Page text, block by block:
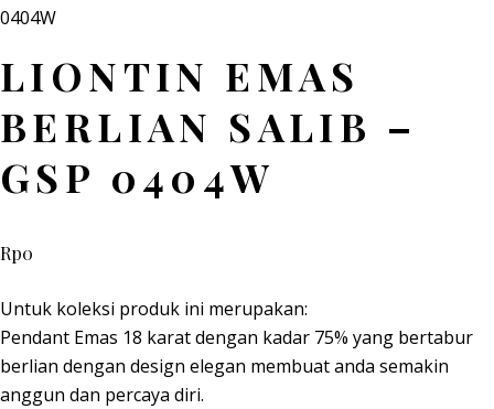
0404W
LIONTIN EMAS
BERLIAN SALIB –
GSP 0404W
Rp0
Untuk koleksi produk ini merupakan:
Pendant Emas 18 karat dengan kadar 75% yang bertabur
berlian dengan design elegan membuat anda semakin
anggun dan percaya diri.